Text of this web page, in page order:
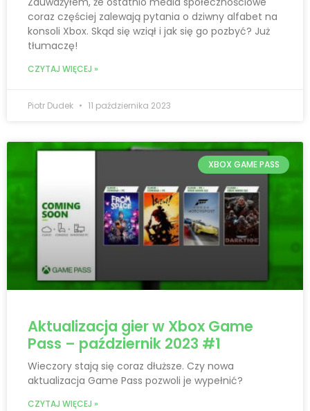
coraz częściej zalewają pytania o dziwny alfabet na
konsoli Xbox. Skąd się wziął i jak się go pozbyć? Już
tłumaczę!
CZYTAJ WIĘCEJ »
Piotr Dudek 11 października 2023
XBOX GAME PASS
Aktualizacja gier w Xbox Game
Pass – październik 2023 #1
Wieczory stają się coraz dłuższe. Czy nowa
aktualizacja Game Pass pozwoli je wypełnić?
CZYTAJ WIĘCEJ »